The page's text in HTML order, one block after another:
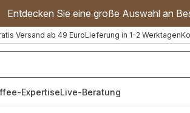
Entdecken Sie eine große Auswahl an
Versand ab 49 EuroLieferung in 1-2 Werktagen
ExpertiseLive-Beratung